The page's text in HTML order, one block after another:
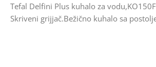
Tefal Delfini Plus kuhalo za
Skriveni grijjač.Bežično kuhalo sa